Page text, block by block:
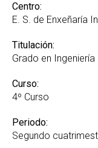
GREI
Centro:
E. S. de Enxeñaría
Titulación:
Grado en
Curso:
4º Curso
Periodo:
Segundo